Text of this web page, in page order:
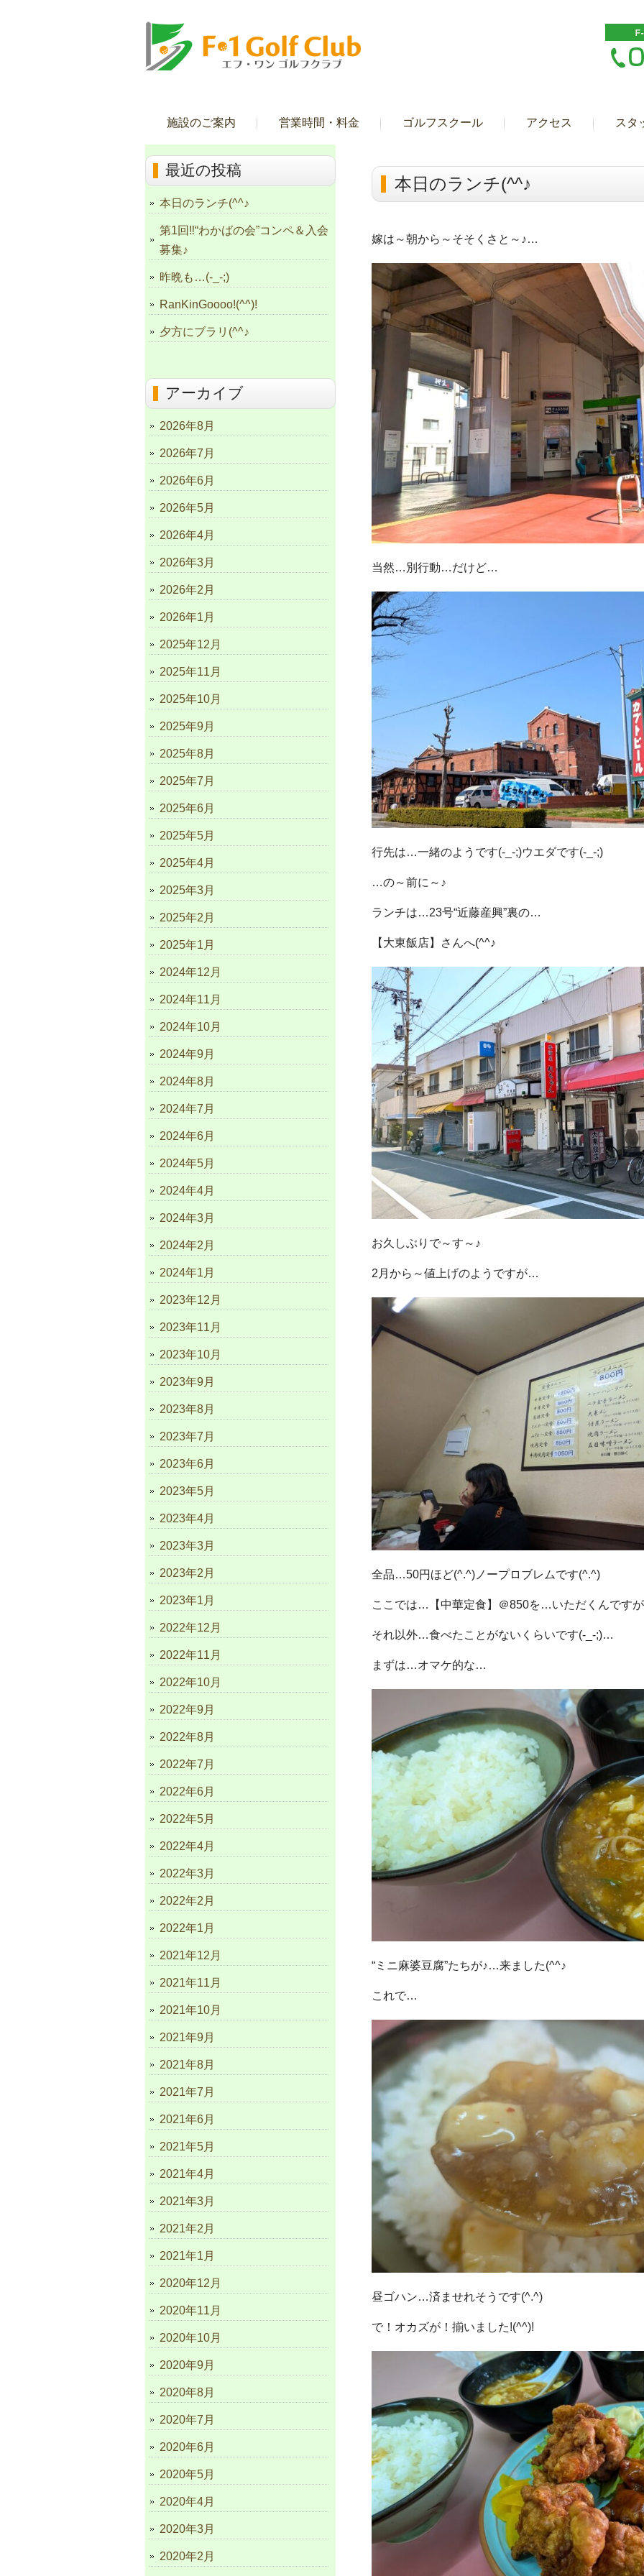
施設のご案内 営業時間・料金 ゴルフスクール アクセス スタ
本日のランチ(^^♪
嫁は～朝から～そそくさと～♪…
当然…別行動…だけど…
行先は…一緒のようです(-_-;)ウエダです(-_-;)
…の～前に～♪
ランチは…23号“近藤産興”裏の…
【大東飯店】さんへ(^^♪
お久しぶりで～す～♪
2月から～値上げのようですが…
全品…50円ほど(^.^)ノープロブレムです(^.^)
ここでは…【中華定食】＠850を…いただくんです
それ以外…食べたことがないくらいです(-_-;)…
まずは…オマケ的な…
“ミニ麻婆豆腐”たちが♪…来ました(^^♪
これで…
昼ゴハン…済ませれそうです(^.^)
で！オカズが！揃いました!(^^)!
最近の投稿
本日のランチ(^^♪
第1回‼“わかばの会”コンペ＆入会
募集♪
昨晩も…(-_-;)
RanKinGoooo!(^^)!
夕方にブラリ(^^♪
アーカイブ
2026年8月
2026年7月
2026年6月
2026年5月
2026年4月
2026年3月
2026年2月
2026年1月
2025年12月
2025年11月
2025年10月
2025年9月
2025年8月
2025年7月
2025年6月
2025年5月
2025年4月
2025年3月
2025年2月
2025年1月
2024年12月
2024年11月
2024年10月
2024年9月
2024年8月
2024年7月
2024年6月
2024年5月
2024年4月
2024年3月
2024年2月
2024年1月
2023年12月
2023年11月
2023年10月
2023年9月
2023年8月
2023年7月
2023年6月
2023年5月
2023年4月
2023年3月
2023年2月
2023年1月
2022年12月
2022年11月
2022年10月
2022年9月
2022年8月
2022年7月
2022年6月
2022年5月
2022年4月
2022年3月
2022年2月
2022年1月
2021年12月
2021年11月
2021年10月
2021年9月
2021年8月
2021年7月
2021年6月
2021年5月
2021年4月
2021年3月
2021年2月
2021年1月
2020年12月
2020年11月
2020年10月
2020年9月
2020年8月
2020年7月
2020年6月
2020年5月
2020年4月
2020年3月
2020年2月